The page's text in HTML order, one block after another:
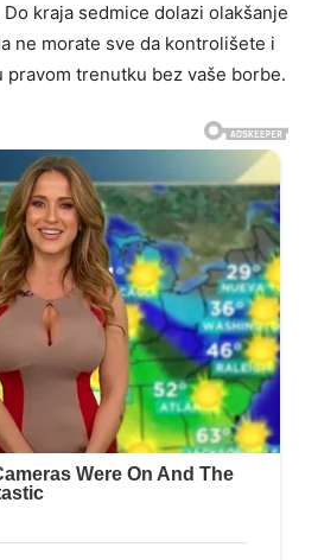
kraja sedmice dolazi olakšanje
ne morate sve da kontrolišete i
pravom trenutku bez vaše borbe.